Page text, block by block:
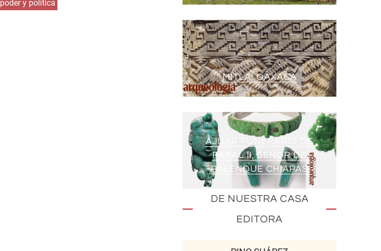
poder y política
MITLA, OAXACA
AJUAR FUNERARIO DE
PAKAL II, SEÑOR DE
PALENQUE CHIAPAS
DE NUESTRA CASA
EDITORA